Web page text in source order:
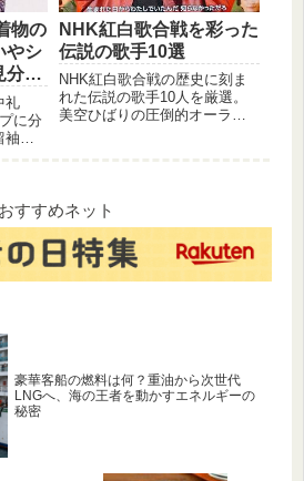
物の
やシ
分け
礼
に分
、
イン
「ど
」と
ださ
NHK紅白歌合戦を彩った
伝説の歌手10選
NHK紅白歌合戦の歴史に刻ま
れた伝説の歌手10人を厳選。
美空ひばりの圧倒的オーラ、
ライズや、涙の名シーンを詳
しく解説します。紅白の感動
をもう一度振り返りたい方は
必見です！
おすすめネット
豪華客船の燃料は何？重油から次世代
LNGへ、海の王者を動かすエネルギーの
秘密